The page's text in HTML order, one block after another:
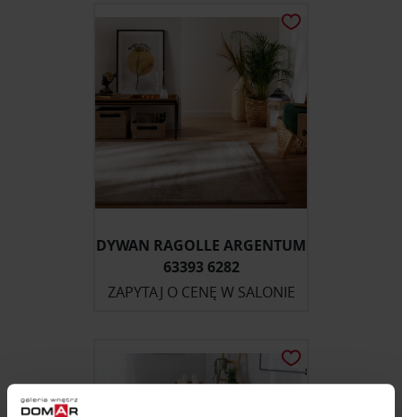
DYWAN RAGOLLE ARGENTUM
63393 6282
ZAPYTAJ O CENĘ W SALONIE